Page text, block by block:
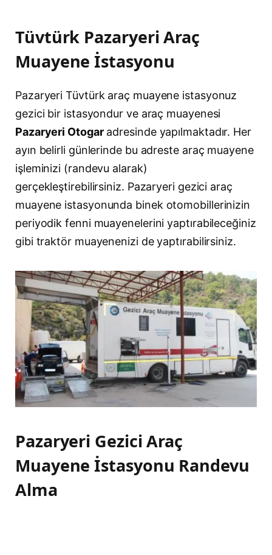
Tüvtürk Pazaryeri Araç
Muayene İstasyonu
Pazaryeri Tüvtürk araç muayene istasyonuz
gezici bir istasyondur ve araç muayenesi
Pazaryeri Otogaradresinde yapılmaktadır. Her
ayın belirli günlerinde bu adreste araç muayene
işleminizi (randevu alarak)
gerçekleştirebilirsiniz. Pazaryeri gezici araç
muayene istasyonunda binek otomobillerinizin
periyodik fenni muayenelerini yaptırabileceğiniz
gibi traktör muayenenizi de yaptırabilirsiniz.
Pazaryeri Gezici Araç
Muayene İstasyonu Randevu
Alma